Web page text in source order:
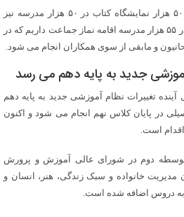
وزیر آموزش و پرورش به برپایی ۵۰ هزار نمایشگاه کتاب در ۵۰ هزار مدرسه نیز
اشاره کرد و گفت : در سال جاری در ۵۵ هزار مدرسه اقامه نماز جماعت داریم که در
جدید به پایه دهم می رسد
آینده تغییرات نظام آموزشی جدید به پایه دهم
در پایان کلاس نهم انجام می شود و اکنون
است.
دوم در شورای عالی آموزش و پرورش
خانواده و سبک زندگی، هنر، انسان و
دروس اضافه شده است.